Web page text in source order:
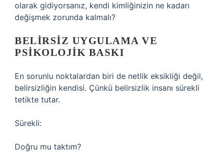
olarak gidiyorsanız, kendi kimliğinizin ne kadarı
değişmek zorunda kalmalı?
BELIRSIZ UYGULAMA VE
PSIKOLOJIK BASKI
En sorunlu noktalardan biri de netlik eksikliği değil,
belirsizliğin kendisi. Çünkü belirsizlik insanı sürekli
tetikte tutar.
Sürekli:
Doğru mu taktım?